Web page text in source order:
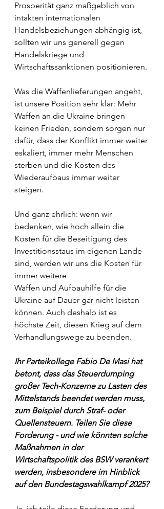
Prosperität ganz maßgeblich von
intakten internationalen
Handelsbeziehungen abhängig ist,
sollten wir uns generell gegen
Handelskriege und
Wirtschaftssanktionen positionieren.
Was die Waffenlieferungen angeht,
ist unsere Position sehr klar: Mehr
Waffen an die Ukraine bringen
keinen Frieden, sondern sorgen nur
dafür, dass der Konflikt immer weiter
eskaliert, immer mehr Menschen
sterben und die Kosten des
Wiederaufbaus immer weiter
steigen.
Und ganz ehrlich: wenn wir
bedenken, wie hoch allein die
Kosten für die Beseitigung des
Investitionsstaus im eigenen Lande
sind, werden wir uns die Kosten für
immer weitere
Waffen und Aufbauhilfe für die
Ukraine auf Dauer gar nicht leisten
können. Auch deshalb ist es
höchste Zeit, diesen Krieg auf dem
Verhandlungswege zu beenden.
Ihr Parteikollege Fabio De Masi hat
betont, dass das Steuerdumping
großer Tech-Konzerne zu Lasten des
Mittelstands beendet werden muss,
zum Beispiel durch Straf- oder
Quellensteuern. Teilen Sie diese
Forderung - und wie könnten solche
Maßnahmen in der
Wirtschaftspolitik des BSW verankert
werden, insbesondere im Hinblick
auf den Bundestagswahlkampf 2025?